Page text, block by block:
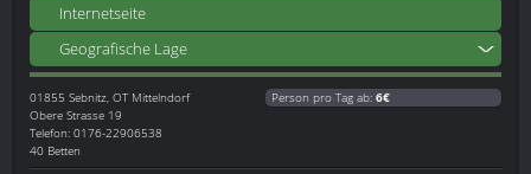
Internetseite
Geografische Lage
01855 Sebnitz, OT Mittelndorf
Obere Strasse 19
Telefon: 0176-22906538
40 Betten
Person pro Tag ab: 6€